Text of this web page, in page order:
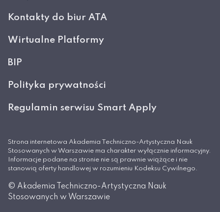
Kontakty do biur ATA
Wirtualne Platformy
BIP
Polityka prywatności
Regulamin serwisu Smart Apply
Strona internetowa Akademia Techniczno-Artystyczna Nauk
Stosowanych w Warszawie ma charakter wyłącznie informacyjny.
Informacje podane na stronie nie są prawnie wiążące i nie
stanowią oferty handlowej w rozumieniu Kodeksu Cywilnego.
© Akademia Techniczno-Artystyczna Nauk
Stosowanych w Warszawie